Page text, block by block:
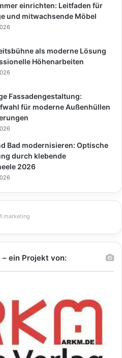
einrichten: Leitfaden für
und mitwachsende Möbel
als moderne Lösung
Höhenarbeiten
Fassadengestaltung:
für moderne Außenhüllen
Bad modernisieren: Optische
durch klebende
2026
ein Projekt von: